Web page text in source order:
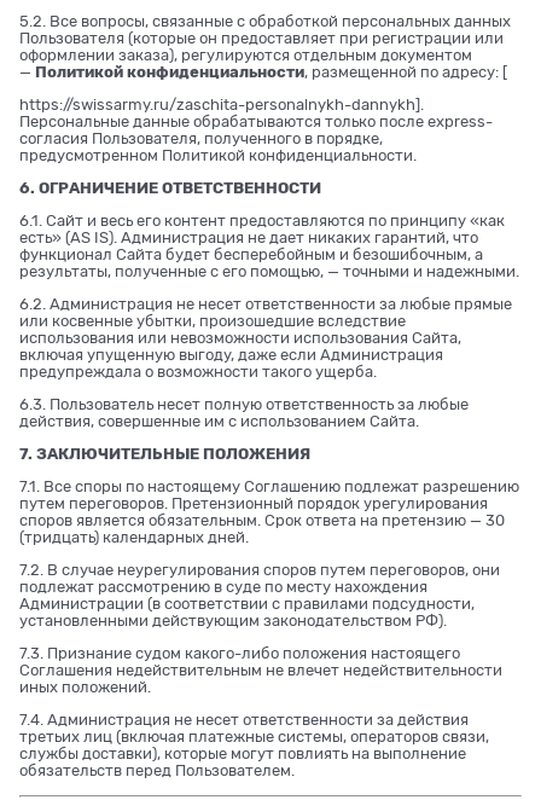
5.2. Все вопросы, связанные с обработкой персональных данных
Пользователя (которые он предоставляет при регистрации или
оформлении заказа), регулируются отдельным документом
— Политикой конфиденциальности, размещенной по адресу: [
https://swissarmy.ru/zaschita-personalnykh-dannykh].
Персональные данные обрабатываются только после express-
согласия Пользователя, полученного в порядке,
предусмотренном Политикой конфиденциальности.
6. ОГРАНИЧЕНИЕ ОТВЕТСТВЕННОСТИ
6.1. Сайт и весь его контент предоставляются по принципу «как
есть» (AS IS). Администрация не дает никаких гарантий, что
функционал Сайта будет бесперебойным и безошибочным, а
результаты, полученные с его помощью, — точными и надежными.
6.2. Администрация не несет ответственности за любые прямые
или косвенные убытки, произошедшие вследствие
использования или невозможности использования Сайта,
включая упущенную выгоду, даже если Администрация
предупреждала о возможности такого ущерба.
6.3. Пользователь несет полную ответственность за любые
действия, совершенные им с использованием Сайта.
7. ЗАКЛЮЧИТЕЛЬНЫЕ ПОЛОЖЕНИЯ
7.1. Все споры по настоящему Соглашению подлежат разрешению
путем переговоров. Претензионный порядок урегулирования
споров является обязательным. Срок ответа на претензию — 30
(тридцать) календарных дней.
7.2. В случае неурегулирования споров путем переговоров, они
подлежат рассмотрению в суде по месту нахождения
Администрации (в соответствии с правилами подсудности,
установленными действующим законодательством РФ).
7.3. Признание судом какого-либо положения настоящего
Соглашения недействительным не влечет недействительности
иных положений.
7.4. Администрация не несет ответственности за действия
третьих лиц (включая платежные системы, операторов связи,
службы доставки), которые могут повлиять на выполнение
обязательств перед Пользователем.